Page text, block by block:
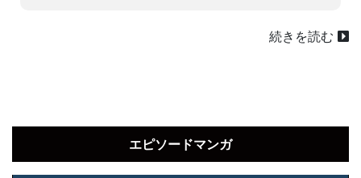
続きを読む
エピソードマンガ